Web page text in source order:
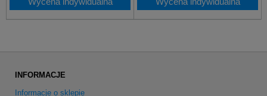
INFORMACJE
Informacje o sklepie